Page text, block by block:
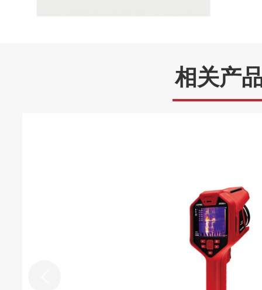
jpg(声像图)
可以扫描二维码和条形码作为文
相关产